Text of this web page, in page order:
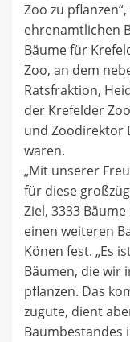
Zoo zu
ehrenamtlichen
Bäume für
Zoo, an dem
Ratsfraktion,
der Krefelder
und Zoodirektor
waren.
„Mit unserer
für diese
Ziel, 3333
einen weiteren
Könen fest. „Es
Bäumen, die wir
pflanzen. Das
zugute, dient
Baumbestandes